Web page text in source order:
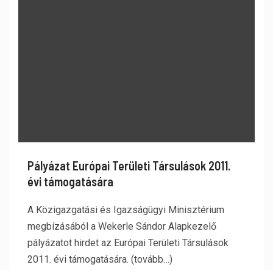
Pályázat Európai Területi Társulások 2011.
évi támogatására
A Közigazgatási és Igazságügyi Minisztérium
megbízásából a Wekerle Sándor Alapkezelő
pályázatot hirdet az Európai Területi Társulások
2011. évi támogatására. (tovább…)